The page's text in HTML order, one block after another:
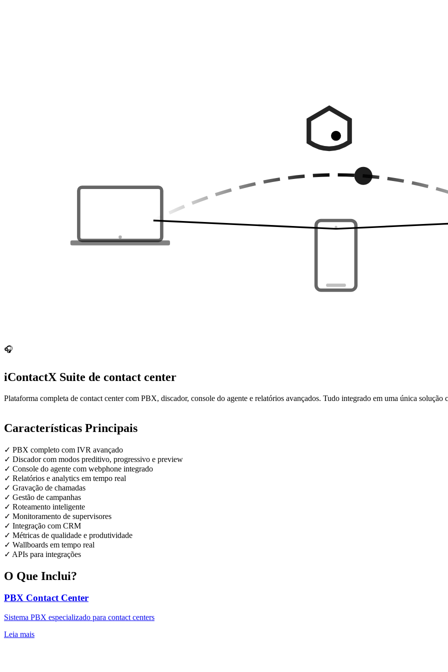
🎧
iContactX Suite de contact center
Plataforma completa de contact center com PBX, discador, console do agente e relatórios avançados. Tudo integrado em uma única solução
Características Principais
✓ PBX completo com IVR avançado
✓ Discador com modos preditivo, progressivo e preview
✓ Console do agente com webphone integrado
✓ Relatórios e analytics em tempo real
✓ Gravação de chamadas
✓ Gestão de campanhas
✓ Roteamento inteligente
✓ Monitoramento de supervisores
✓ Integração com CRM
✓ Métricas de qualidade e produtividade
✓ Wallboards em tempo real
✓ APIs para integrações
O Que Inclui?
PBX Contact Center
Sistema PBX especializado para contact centers
Leia mais